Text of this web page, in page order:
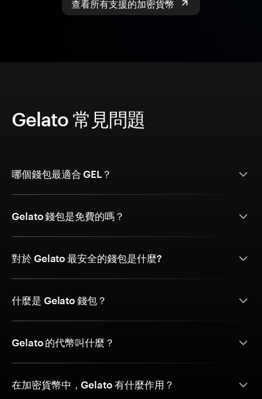
Gelato 常見問題
哪個錢包最適合 GEL？
Gelato 錢包是免費的嗎？
對於 Gelato 最安全的錢包是什麼?
什麼是 Gelato 錢包？
Gelato 的代幣叫什麼？
在加密貨幣中，Gelato 有什麼作用？